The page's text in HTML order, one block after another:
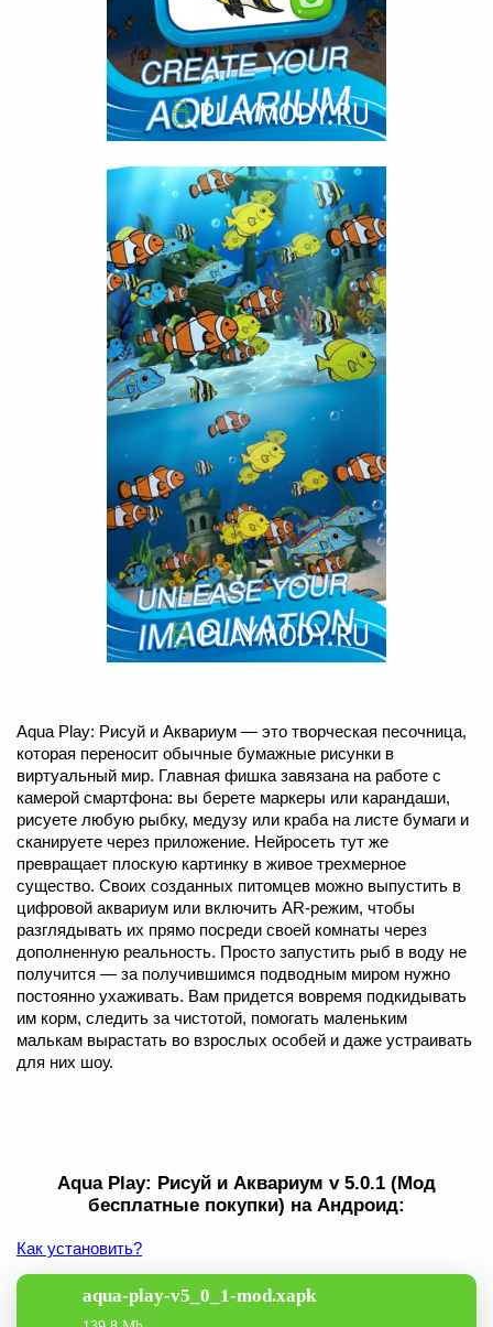
Aqua Play: Рисуй и Аквариум — это творческая песочница,
которая переносит обычные бумажные рисунки в
виртуальный мир. Главная фишка завязана на работе с
камерой смартфона: вы берете маркеры или карандаши,
рисуете любую рыбку, медузу или краба на листе бумаги и
сканируете через приложение. Нейросеть тут же
превращает плоскую картинку в живое трехмерное
существо. Своих созданных питомцев можно выпустить в
цифровой аквариум или включить AR-режим, чтобы
разглядывать их прямо посреди своей комнаты через
дополненную реальность. Просто запустить рыб в воду не
получится — за получившимся подводным миром нужно
постоянно ухаживать. Вам придется вовремя подкидывать
им корм, следить за чистотой, помогать маленьким
малькам вырастать во взрослых особей и даже устраивать
для них шоу.
Aqua Play: Рисуй и Аквариум v 5.0.1 (Мод
бесплатные покупки) на Андроид:
Как установить?
aqua-play-v5_0_1-mod.xapk